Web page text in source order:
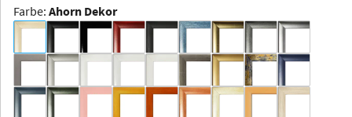
Dakota -
Rahmenloser
Aluminium
Farbe: Ahorn Dekor